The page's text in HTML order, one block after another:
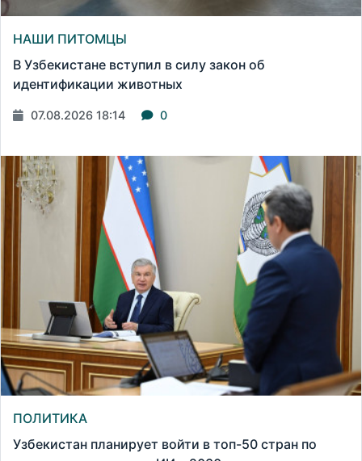
НАШИ ПИТОМЦЫ
В Узбекистане вступил в силу закон об
идентификации животных
07.08.2026 18:14 0
ПОЛИТИКА
Узбекистан планирует войти в топ-50 стран по